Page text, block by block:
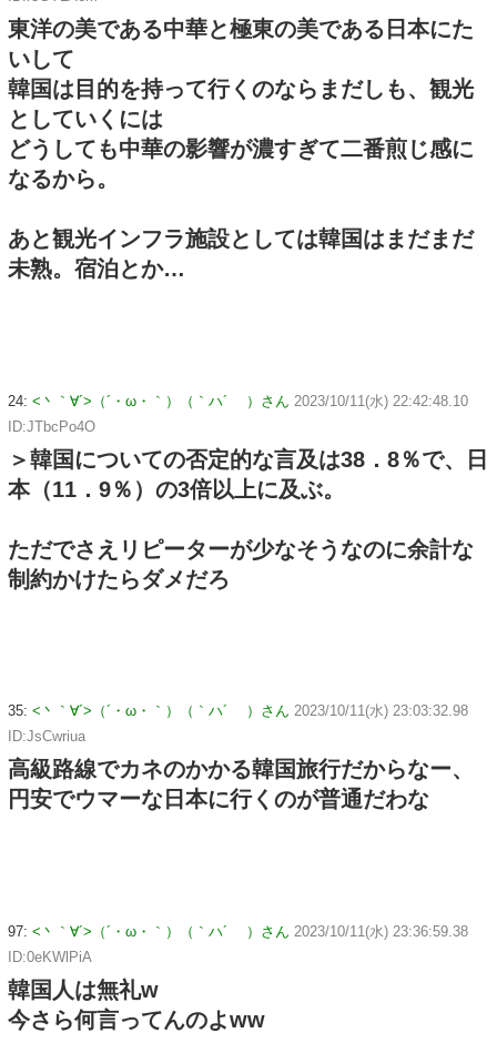
東洋の美である中華と極東の美である日本にた
いして
韓国は目的を持って行くのならまだしも、観光
としていくには
どうしても中華の影響が濃すぎて二番煎じ感に
なるから。
あと観光インフラ施設としては韓国はまだまだ
未熟。宿泊とか…
24: <丶｀∀´>（´・ω・｀）（｀ハ´ ）さん 2023/10/11(水) 22:42:48.10
ID:JTbcPo4O
＞韓国についての否定的な言及は38．8％で、日
本（11．9％）の3倍以上に及ぶ。
ただでさえリピーターが少なそうなのに余計な
制約かけたらダメだろ
35: <丶｀∀´>（´・ω・｀）（｀ハ´ ）さん 2023/10/11(水) 23:03:32.98
ID:JsCwriua
高級路線でカネのかかる韓国旅行だからなー、
円安でウマーな日本に行くのが普通だわな
97: <丶｀∀´>（´・ω・｀）（｀ハ´ ）さん 2023/10/11(水) 23:36:59.38
ID:0eKWlPiA
韓国人は無礼w
今さら何言ってんのよww